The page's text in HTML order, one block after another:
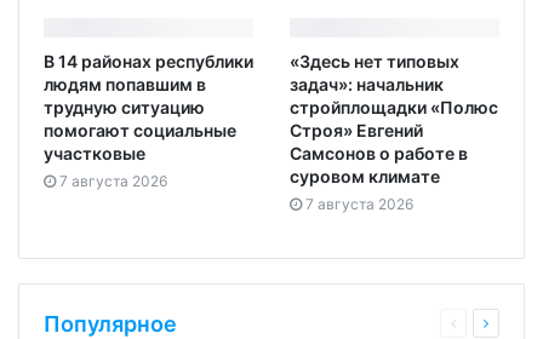
В 14 районах республики
людям попавшим в
трудную ситуацию
помогают социальные
участковые
7 августа 2026
«Здесь нет типовых
задач»: начальник
стройплощадки «Полюс
Строя» Евгений
Самсонов о работе в
суровом климате
7 августа 2026
Популярное